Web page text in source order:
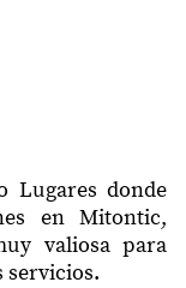
Lugares donde
en Mitontic,
valiosa para
servicios.